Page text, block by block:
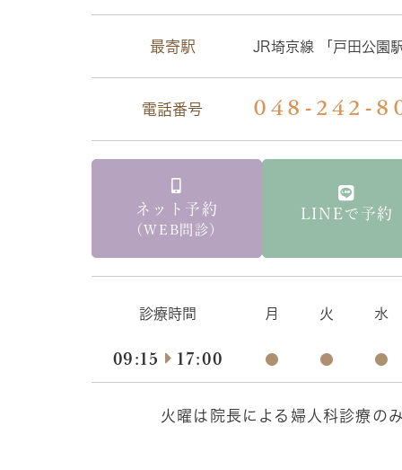
最寄駅 JR埼京線 「戸田公園
電話番号 048-242-
ネット予約
（WEB問診）
LINEで予約
診療時間 月 火 水
09:15 17:00 ● ● ●
火曜は院長による婦人科診療の